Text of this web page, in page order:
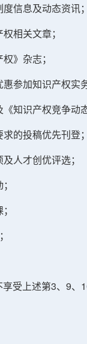
信息及动态资讯
相关文章；
》杂志；
参加知识产权实
知识产权竞争动
的投稿优先刊登
人才创优评选；
受上述第3、9、